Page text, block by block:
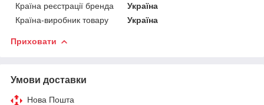
Країна реєстрації бренда
Україна
Країна-виробник товару
Україна
Приховати
Умови доставки
Нова Пошта